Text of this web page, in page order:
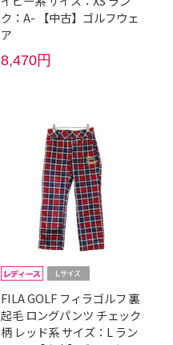
ク：A- 【中古】ゴルフウェ
ア
8,470円
FILA GOLF フィラゴルフ 裏
起毛 ロングパンツ チェック
柄 レッド系 サイズ：L ラン